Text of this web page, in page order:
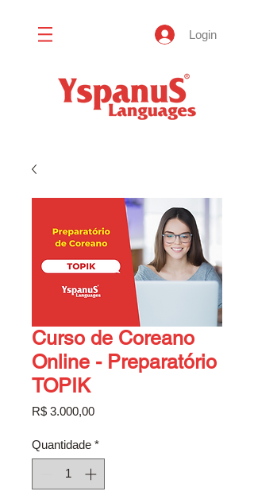
Login
Curso de Coreano
Online - Preparatório
TOPIK
R$ 3.000,00Preço
Quantidade *